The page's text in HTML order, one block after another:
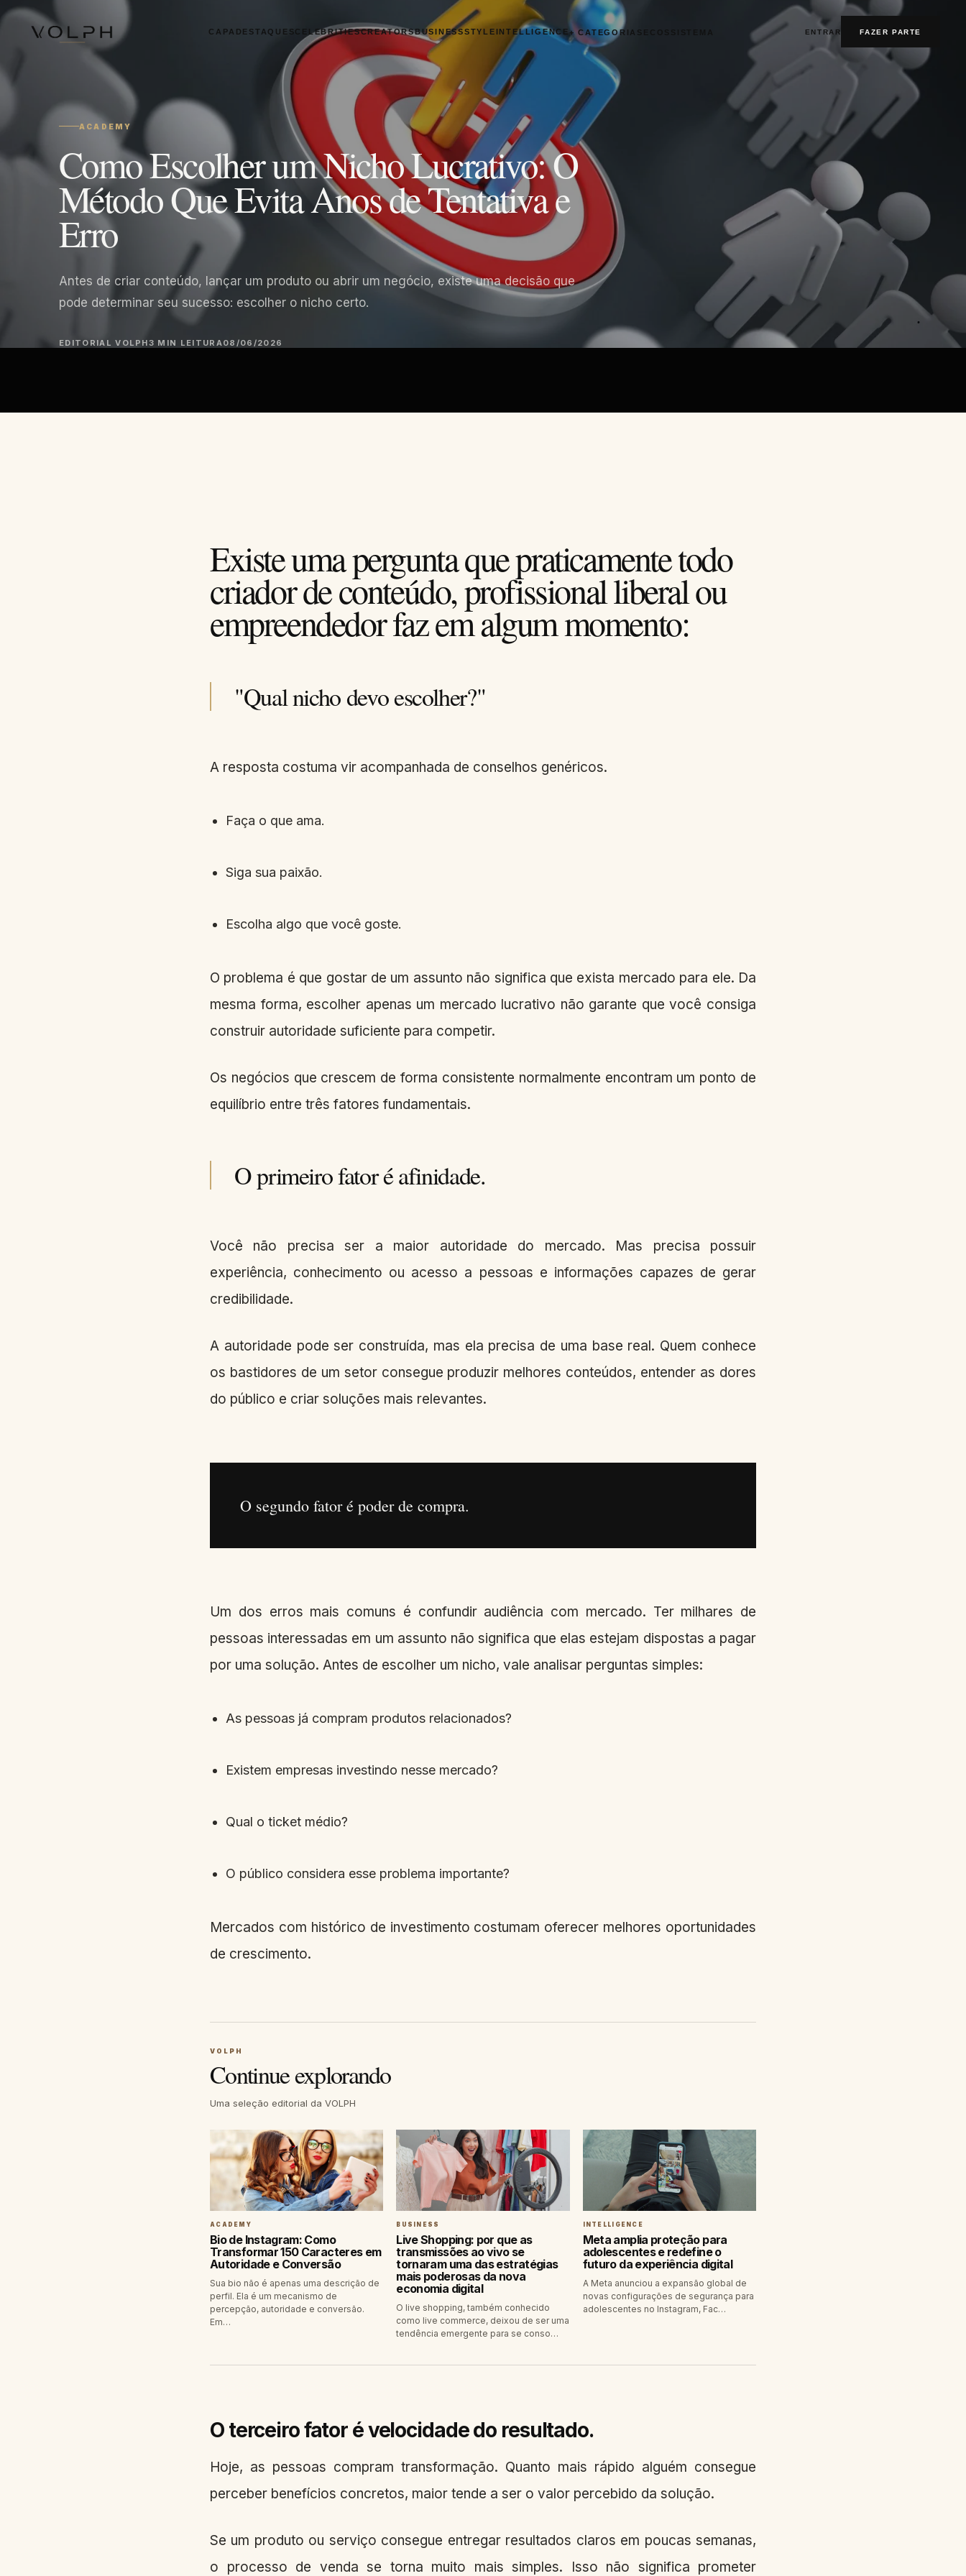
CAPA DESTAQUESCELEBRITIESCREATORSBUSINESSSTYLE INTELLIGENCE + CATEGORIAS ENTRAR FAZER PARTE
ACADEMY
Como Escolher um Nicho Lucrativo: O
Método Que Evita Anos de Tentativa e
Erro
Antes de criar conteúdo, lançar um produto ou abrir um negócio, existe uma decisão que
pode determinar seu sucesso: escolher o nicho certo.
EDITORIAL VOLPH3 MIN LEITURA08/06/2026
Existe uma pergunta que praticamente todo
criador de conteúdo, profissional liberal ou
empreendedor faz em algum momento:
"Qual nicho devo escolher?"
A resposta costuma vir acompanhada de conselhos genéricos.
Faça o que ama.
Siga sua paixão.
Escolha algo que você goste.
O problema é que gostar de um assunto não significa que exista mercado para ele. Da
mesma forma, escolher apenas um mercado lucrativo não garante que você consiga
construir autoridade suficiente para competir.
Os negócios que crescem de forma consistente normalmente encontram um ponto de
equilíbrio entre três fatores fundamentais.
O primeiro fator é afinidade.
Você não precisa ser a maior autoridade do mercado. Mas precisa possuir
experiência, conhecimento ou acesso a pessoas e informações capazes de gerar
credibilidade.
A autoridade pode ser construída, mas ela precisa de uma base real. Quem conhece
os bastidores de um setor consegue produzir melhores conteúdos, entender as dores
do público e criar soluções mais relevantes.
O segundo fator é poder de compra.
Um dos erros mais comuns é confundir audiência com mercado. Ter milhares de
pessoas interessadas em um assunto não significa que elas estejam dispostas a pagar
por uma solução. Antes de escolher um nicho, vale analisar perguntas simples:
As pessoas já compram produtos relacionados?
Existem empresas investindo nesse mercado?
Qual o ticket médio?
O público considera esse problema importante?
Mercados com histórico de investimento costumam oferecer melhores oportunidades
de crescimento.
VOLPH
Continue explorando
Uma seleção editorial da VOLPH
ACADEMY
Bio de Instagram: Como
Transformar 150 Caracteres em
Autoridade e Conversão
Sua bio não é apenas uma descrição de
perfil. Ela é um mecanismo de
percepção, autoridade e conversão.
Em…
BUSINESS
Live Shopping: por que as
transmissões ao vivo se
tornaram uma das estratégias
mais poderosas da nova
economia digital
O live shopping, também conhecido
como live commerce, deixou de ser uma
tendência emergente para se conso…
INTELLIGENCE
Meta amplia proteção para
adolescentes e redefine o
futuro da experiência digital
A Meta anunciou a expansão global de
novas configurações de segurança para
adolescentes no Instagram, Fac…
O terceiro fator é velocidade do resultado.
Hoje, as pessoas compram transformação. Quanto mais rápido alguém consegue
perceber benefícios concretos, maior tende a ser o valor percebido da solução.
Se um produto ou serviço consegue entregar resultados claros em poucas semanas,
o processo de venda se torna muito mais simples. Isso não significa prometer